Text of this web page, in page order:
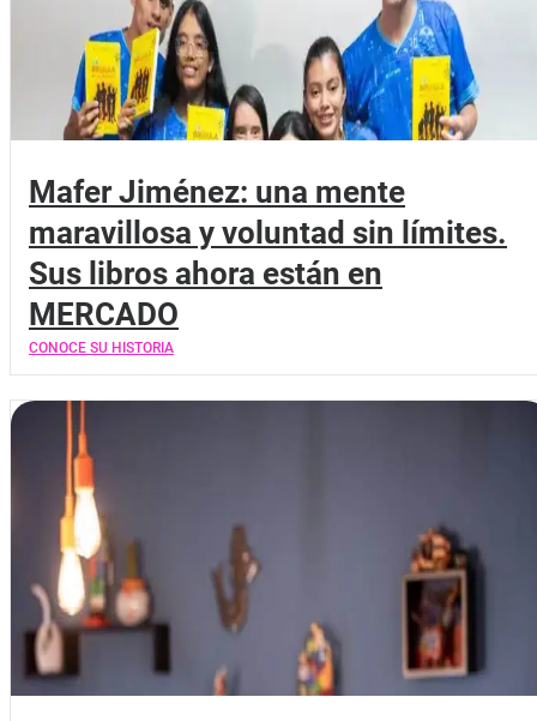
Mafer Jiménez: una mente
maravillosa y voluntad sin límites.
Sus libros ahora están en
MERCADO
CONOCE SU HISTORIA